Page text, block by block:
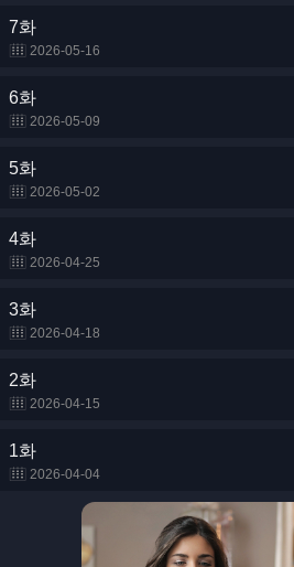
7화
2026-05-16
6화
2026-05-09
5화
2026-05-02
4화
2026-04-25
3화
2026-04-18
2화
2026-04-15
1화
2026-04-04